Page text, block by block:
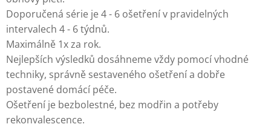
Doporučená série je 4 - 6 ošetření v pravidelných
intervalech 4 - 6 týdnů.
Maximálně 1x za rok.
Nejlepších výsledků dosáhneme vždy pomocí vhodné
techniky, správně sestaveného ošetření a dobře
postavené domácí péče.
Ošetření je bezbolestné, bez modřin a potřeby
rekonvalescence.